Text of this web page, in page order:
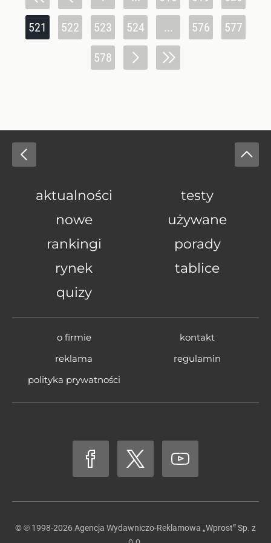
521 522 523 524 ... 576 577
578
aktualności
testy
nowe
używane
rankingi
porady
rynek
tablice
quizy
o firmie
kontakt
reklama
regulamin
polityka prywatności
© ℗ 1998-2026 Agencja Wydawniczo-Reklamowa „Wprost” Sp. z